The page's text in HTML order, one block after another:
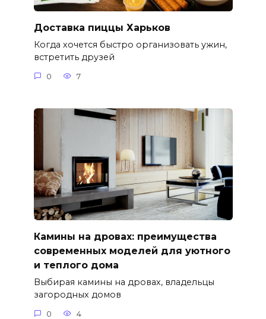
Доставка пиццы Харьков
Когда хочется быстро организовать ужин,
встретить друзей
0 7
Камины на дровах: преимущества
современных моделей для уютного
и теплого дома
Выбирая камины на дровах, владельцы
загородных домов
0 4